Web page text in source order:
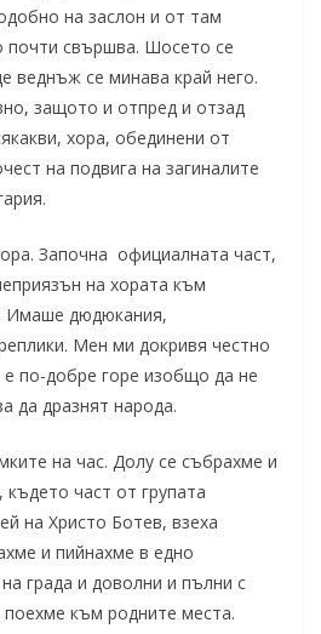
на заслон и от там
свършва. Шосето се
веднъж се минава край него.
защото и отпред и отзад
хора, обединени от
на подвига на загиналите
Започна официалната част,
на хората към
Имаше дюдюкания,
Мен ми докривя честно
е по-добре горе изобщо да не
да дразнят народа.
на час. Долу се събрахме и
част от групата
на Христо Ботев, взеха
и пийнахме в едно
града и доволни и пълни с
поехме към родните места.